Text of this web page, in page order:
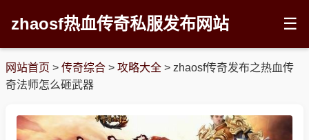
zhaosf热血传奇私服发布网站 ☰
网站首页 > 传奇综合 > 攻略大全 > zhaosf传奇发布之热血传
奇法师怎么砸武器